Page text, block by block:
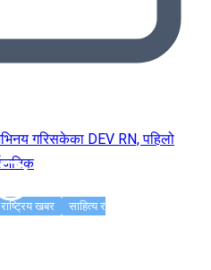
राष्ट्रिय खबर
साहित्य र